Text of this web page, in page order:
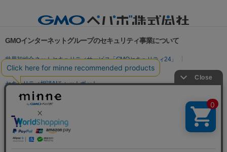
GMOインターネットグループのセキュリティ事業について
世界初総合ネットセキュリティサービス「GMOセキュリティ24」
パスワード漏洩診断
Webサイトリスク診断
セキュリティ相談AIチャットボット
実在証明・盗聴対策
サイバー攻撃対策（GMO Flatt Security）
セキュリティ事業の軌跡